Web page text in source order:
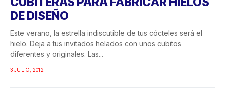
DE DISEÑO
Este verano, la estrella indiscutible de tus cócteles será el
hielo. Deja a tus invitados helados con unos cubitos
diferentes y originales. Las...
3 JULIO, 2012